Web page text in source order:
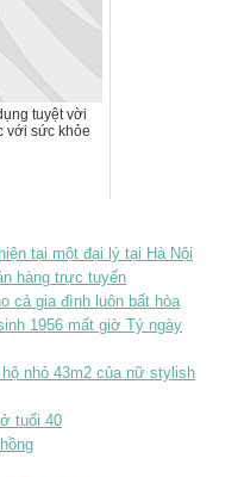
tuyệt vời
với sức khỏe
tại một đại lý tại Hà Nội
hàng trực tuyến
cả gia đình luôn bất hòa
1956 mất giờ Tý ngày
nhỏ 43m2 của nữ stylish
tuổi 40